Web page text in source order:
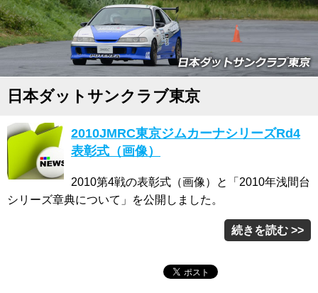
日本ダットサンクラブ東京
2010JMRC東京ジムカーナシリーズRd4
表彰式（画像）
2010第4戦の表彰式（画像）と「2010年浅間台
シリーズ章典について」を公開しました。
続きを読む >>